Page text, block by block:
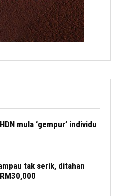
mula ‘gempur’ individu
tak serik, ditahan